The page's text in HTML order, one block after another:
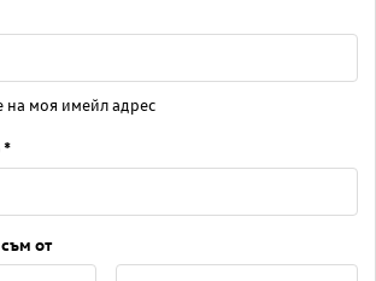
на моя имейл адрес
*
от